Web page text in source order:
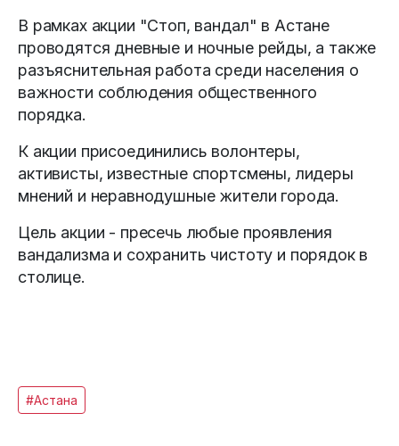
В рамках акции "Стоп, вандал" в Астане
проводятся дневные и ночные рейды, а также
разъяснительная работа среди населения о
важности соблюдения общественного
порядка.
К акции присоединились волонтеры,
активисты, известные спортсмены, лидеры
мнений и неравнодушные жители города.
Цель акции - пресечь любые проявления
вандализма и сохранить чистоту и порядок в
столице.
#Астана